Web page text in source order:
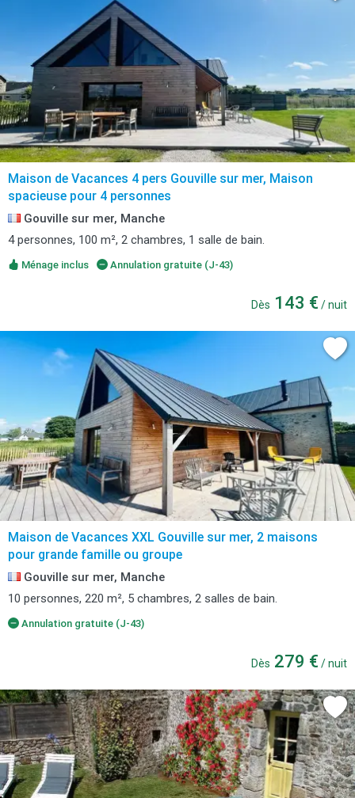
Maison de Vacances 4 pers Gouville sur mer, Maison
spacieuse pour 4 personnes
Gouville sur mer, Manche
4 personnes, 100 m², 2 chambres, 1 salle de bain.
Ménage inclus Annulation gratuite (J-43)
Dès 143 € / nuit
Maison de Vacances XXL Gouville sur mer, 2 maisons
pour grande famille ou groupe
Gouville sur mer, Manche
10 personnes, 220 m², 5 chambres, 2 salles de bain.
Annulation gratuite (J-43)
Dès 279 € / nuit